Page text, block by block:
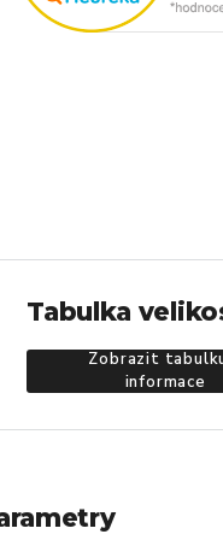
Tabulka
Zobrazit
informace